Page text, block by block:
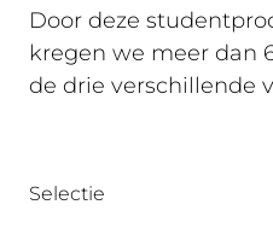
Door deze
kregen we meer dan
de drie verschillende
Selectie